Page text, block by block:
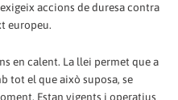
accions de duresa contra
europeu.
en calent. La llei permet que a
tot el que això suposa, se
Estan vigents i operatius